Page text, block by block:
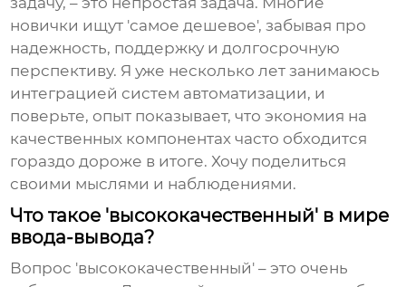
новички ищут 'самое дешевое', забывая про
надежность, поддержку и долгосрочную
перспективу. Я уже несколько лет занимаюсь
интеграцией систем автоматизации, и
поверьте, опыт показывает, что экономия на
качественных компонентах часто обходится
гораздо дороже в итоге. Хочу поделиться
своими мыслями и наблюдениями.
Что такое 'высококачественный' в мире
ввода-вывода?
Вопрос 'высококачественный' – это очень